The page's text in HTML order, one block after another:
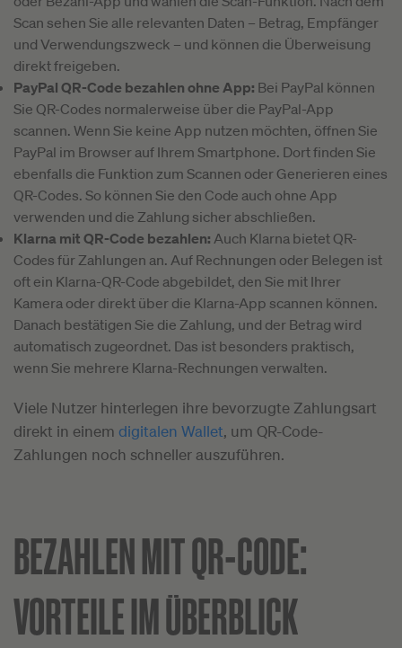
Scan sehen Sie alle relevanten Daten – Betrag, Empfänger
und Verwendungszweck – und können die Überweisung
direkt freigeben.
PayPal QR-Code bezahlen ohne App: Bei PayPal können
Sie QR-Codes normalerweise über die PayPal-App
scannen. Wenn Sie keine App nutzen möchten, öffnen Sie
PayPal im Browser auf Ihrem Smartphone. Dort finden Sie
ebenfalls die Funktion zum Scannen oder Generieren eines
QR-Codes. So können Sie den Code auch ohne App
verwenden und die Zahlung sicher abschließen.
Klarna mit QR-Code bezahlen: Auch Klarna bietet QR-
Codes für Zahlungen an. Auf Rechnungen oder Belegen ist
oft ein Klarna-QR-Code abgebildet, den Sie mit Ihrer
Kamera oder direkt über die Klarna-App scannen können.
Danach bestätigen Sie die Zahlung, und der Betrag wird
automatisch zugeordnet. Das ist besonders praktisch,
wenn Sie mehrere Klarna-Rechnungen verwalten.
Viele Nutzer hinterlegen ihre bevorzugte Zahlungsart
direkt in einem digitalen Wallet, um QR-Code-
Zahlungen noch schneller auszuführen.
BEZAHLEN MIT QR-CODE:
VORTEILE IM ÜBERBLICK